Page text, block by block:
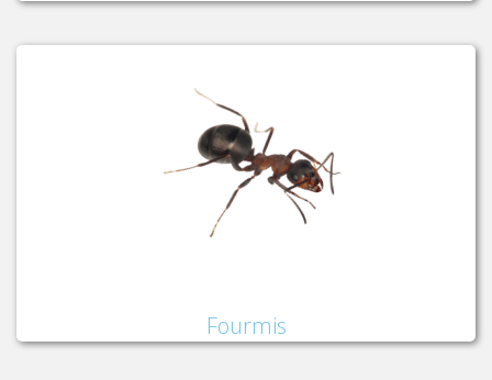
Fourmis